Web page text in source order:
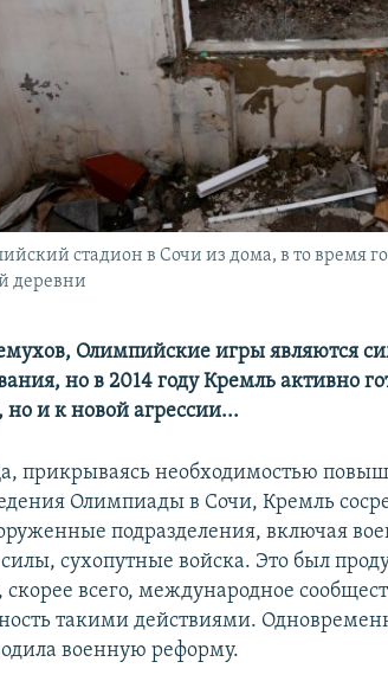
стадион в Сочи из дома, в то время
деревни
Олимпийские игры являются
но в 2014 году Кремль активно
и к новой агрессии...
прикрываясь необходимостью
Олимпиады в Сочи, Кремль
подразделения, включая
сухопутные войска. Это был
всего, международное
такими действиями.
военную реформу.